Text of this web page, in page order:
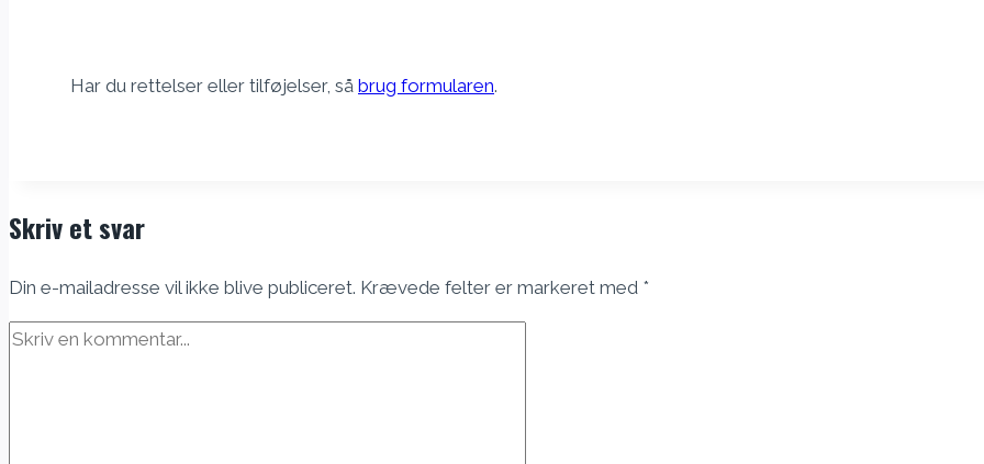
Har du rettelser eller tilføjelser, så brug formularen.
Skriv et svar
Din e-mailadresse vil ikke blive publiceret. Krævede felter er markeret med *